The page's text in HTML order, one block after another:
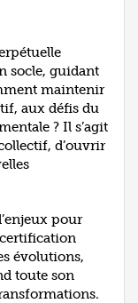
socle, guidant
maintenir
aux défis du
? Il s’agit
d’ouvrir
pour
évolutions,
toute son